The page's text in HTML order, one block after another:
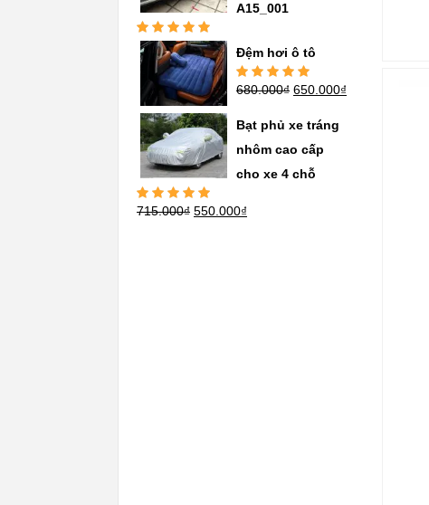
A15_001
Được xếp
hạng5.005
sao
Đệm hơi ô tô
Được xếp
680.000₫ 650.000₫
Bạt phủ xe tráng
nhôm cao cấp
cho xe 4 chỗ
Được xếp
715.000₫ 550.000₫